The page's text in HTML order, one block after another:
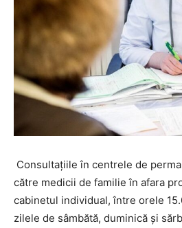
Consultaţiile în centrele de
către medicii de familie în afara
cabinetul individual, între orele
zilele de sâmbătă, duminică şi